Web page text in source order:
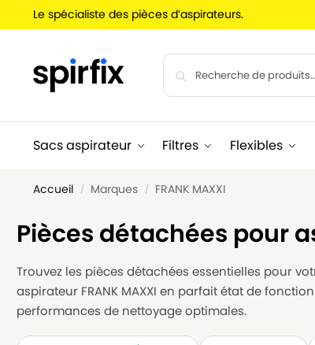
Le spécialiste des pièces d’aspirateurs.
Sacs aspirateur Filtres Flexibles
Accueil / Marques / FRANK MAXXI
Pièces détachées pour
Trouvez les pièces détachées essentielles pour
aspirateur FRANK MAXXI en parfait état de
performances de nettoyage optimales.